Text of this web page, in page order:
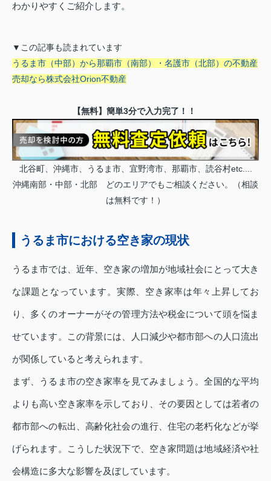
わかりやすくご紹介します。
▼この記事も読まれています
うるま市（中部）から那覇市（南部）・名護市（北部）の不動産
売却なら株式会社Orion不動産
【無料】簡単3分で入力完了！！
北谷町、沖縄市、うるま市、宜野湾市、那覇市、読谷村etc....
沖縄南部・中部・北部 どのエリアでもご相談ください。（相談
は無料です！）
うるま市における空き家の現状
うるま市では、近年、空き家の増加が地域社会にとって大き
な課題となっています。実際、空き家率は年々上昇してお
り、多くのオーナーがその管理方法や税金について頭を悩ま
せています。この背景には、人口減少や都市部への人口流出
が関係していると考えられます。
まず、うるま市の空き家率を見てみましょう。全国的な平均
よりも高い空き家率を示しており、その要因としては若者の
都市部への転出、高齢化社会の進行、住宅の老朽化などが挙
げられます。こうした状況下で、空き家問題は地域経済や社
会構造に多大な影響を及ぼしています。